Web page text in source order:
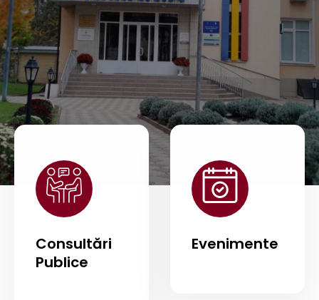
Mai Mult
Consultări
Publice
Evenimente